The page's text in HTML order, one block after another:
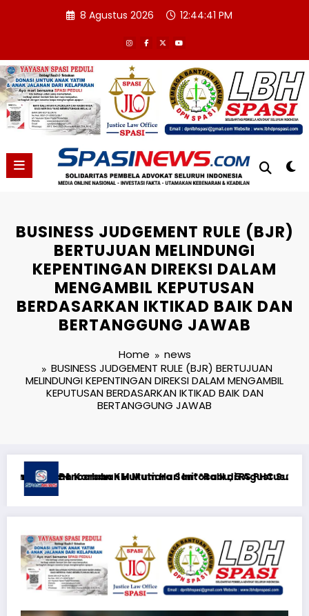
8 Agustus 2026 12:44:42 PM
BUSINESS JUDGEMENT RULE (BJR)
BERTUJUAN MELINDUNGI
KEPENTINGAN DIREKSI DALAM
MENGAMBIL KEPUTUSAN
BERDASARKAN IKTIKAD BAIK DAN
BERTANGGUNG JAWAB
Home
news
BUSINESS JUDGEMENT RULE (BJR) BERTUJUAN
MELINDUNGI KEPENTINGAN DIREKSI DALAM MENGAMBIL
KEPUTUSAN BERDASARKAN IKTIKAD BAIK DAN
BERTANGGUNG JAWAB
MEMBERI NAFKAH PASCA-PERCERAIAN
RTP açıqlığı: Mostbet real oyun statistikası ilə